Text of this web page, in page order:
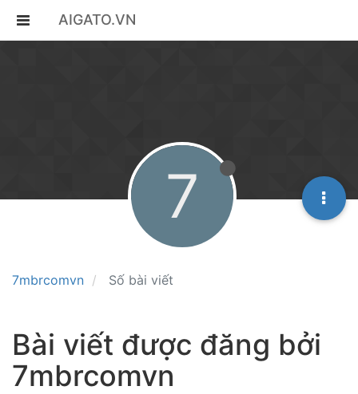
AIGATO.VN
7mbrcomvn Số bài viết
7
Bài viết được đăng bởi
7mbrcomvn